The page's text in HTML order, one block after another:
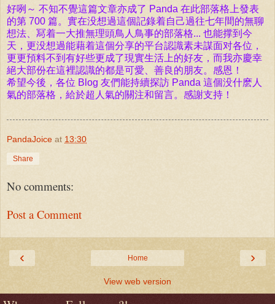
好咧～ 不知不覺這篇文章亦成了 Panda 在此部落格上發表
的第 700 篇。 實在没想過這個記錄着自己過往七年間的無聊
想法、冩着一大推無理頭鳥人鳥事的部落格... 也能撑到今
天，更没想過能藉着這個分享的平台認識素未謀面对各位，
更更預料不到有好些更成了現實生活上的好友，而我亦慶幸
絕大部份在這裡認識的都是可愛、善良的朋友。感恩！
希望今後，各位 Blog 友們能持續探訪 Panda 這個没什麽人
氣的部落格，給於超人氣的關注和留言。感謝支持！
PandaJoice at 13:30
Share
No comments:
Post a Comment
‹ ›
Home
View web version